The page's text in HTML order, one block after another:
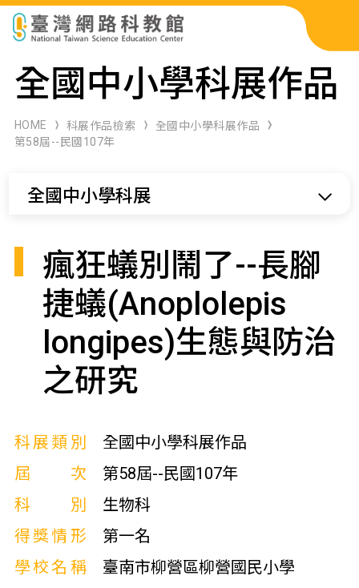
科展作品檢索
科學研習月刊
全國中小學科展作品
HOME 科展作品檢索
全國中小學科展作品
第58屆--民國107年
全國中小學科展
瘋狂蟻別鬧了--長腳
捷蟻(Anoplolepis
longipes)生態與防治
之研究
科展類別
全國中小學科展作品
屆次
第58屆--民國107年
科別
生物科
得獎情形
第一名
學校名稱
臺南市柳營區柳營國民小學